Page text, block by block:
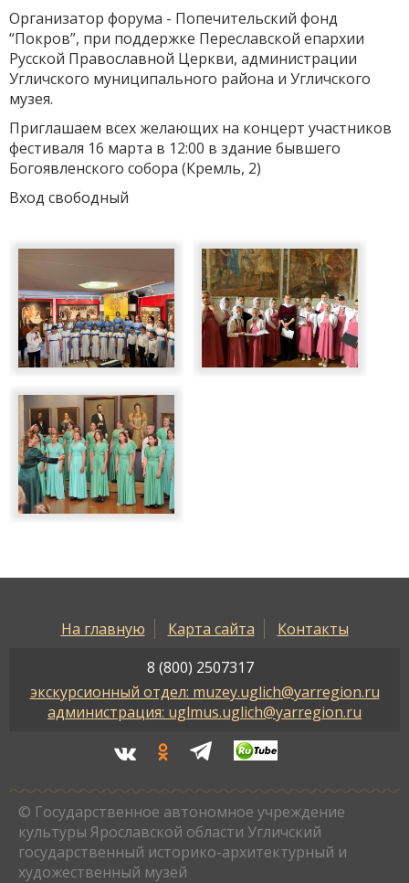
Организатор форума - Попечительский фонд
“Покров”, при поддержке Переславской епархии
Русской Православной Церкви, администрации
Угличского муниципального района и Угличского
музея.
Приглашаем всех желающих на концерт участников
фестиваля 16 марта в 12:00 в здание бывшего
Богоявленского собора (Кремль, 2)
Вход свободный
На главную Карта сайта
Контакты
8 (800) 2507317
экскурсионный отдел: muzey.uglich@yarregion.ru
администрация: uglmus.uglich@yarregion.ru
© Государственное автономное учреждение
культуры Ярославской области Угличский
государственный историко-архитектурный и
художественный музей